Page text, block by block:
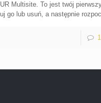
Multisite. To jest twój
go lub usuń, a następnie
1